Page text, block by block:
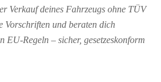
Verkauf deines Fahrzeugs ohne TÜV
Vorschriften und beraten dich
EU-Regeln – sicher, gesetzeskonform